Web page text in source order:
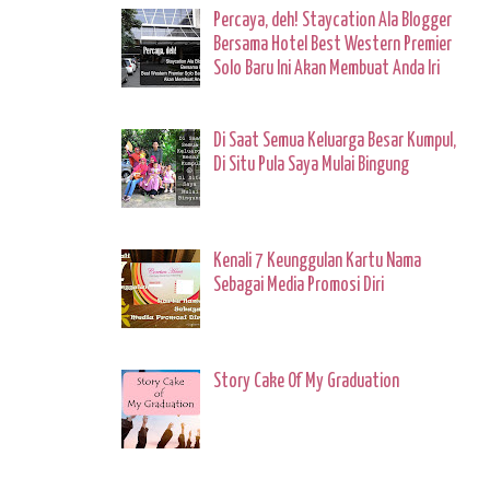
Percaya, deh! Staycation Ala Blogger
Bersama Hotel Best Western Premier
Solo Baru Ini Akan Membuat Anda Iri
Di Saat Semua Keluarga Besar Kumpul,
Di Situ Pula Saya Mulai Bingung
Kenali 7 Keunggulan Kartu Nama
Sebagai Media Promosi Diri
Story Cake Of My Graduation